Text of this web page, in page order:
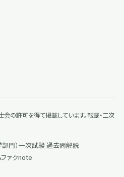
の許可を得て掲載しています。転載・二次
門）一次試験 過去問解説
ァクnote